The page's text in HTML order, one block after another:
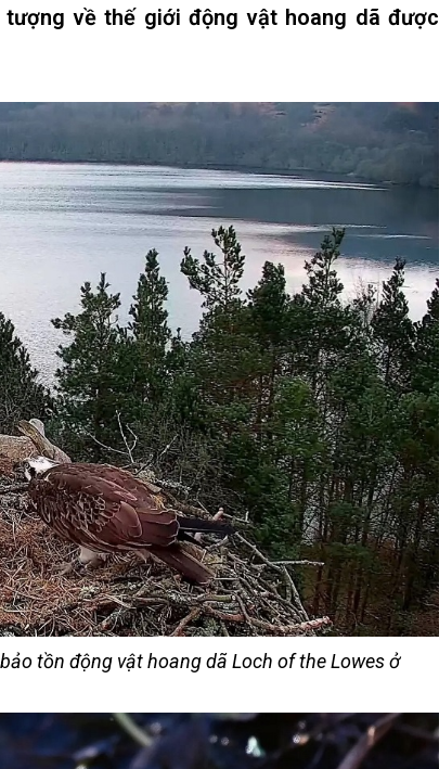
tượng về thế giới động vật hoang dã được
tồn động vật hoang dã Loch of the Lowes ở